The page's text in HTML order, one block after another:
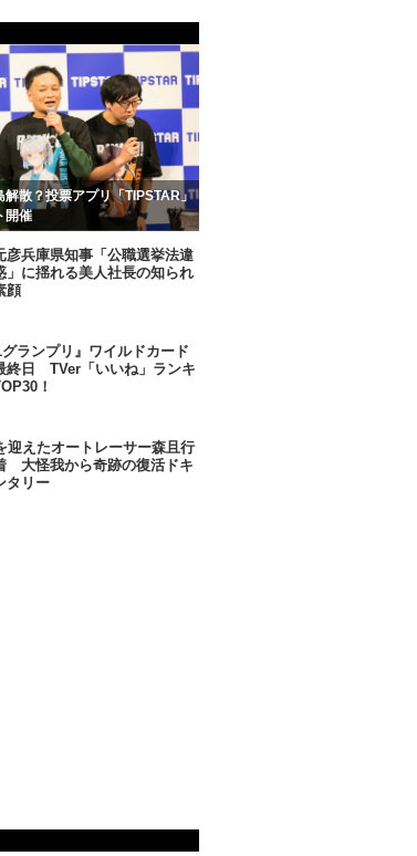
散？投票アプリ「TIPSTAR」
開催
彦兵庫県知事「公職選挙法違
」に揺れる美人社長の知られ
顔
グランプリ』ワイルドカード
終日 TVer「いいね」ランキ
！
迎えたオートレーサー森且行
大怪我から奇跡の復活ドキ
タリー